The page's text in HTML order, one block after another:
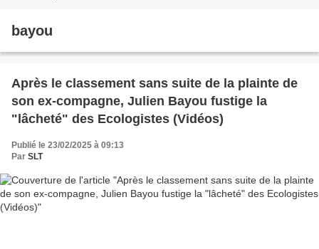
bayou
Après le classement sans suite de la plainte de
son ex-compagne, Julien Bayou fustige la
"lâcheté" des Ecologistes (Vidéos)
Publié le 23/02/2025 à 09:13
Par SLT